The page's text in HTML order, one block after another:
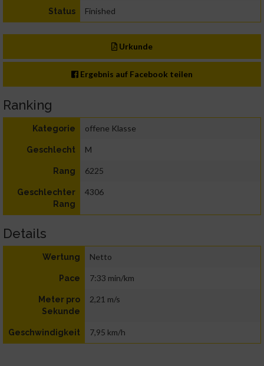
Status Finished
Urkunde
Ergebnis auf Facebook teilen
Ranking
Kategorie offene Klasse
Geschlecht M
Rang 6225
Geschlechter
Rang
4306
Details
Wertung Netto
Pace 7:33 min/km
Meter pro
Sekunde
2,21 m/s
Geschwindigkeit 7,95 km/h